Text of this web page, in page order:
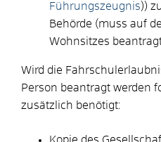
Führungszeugnis))
Behörde (muss auf
Wohnsitzes
Wird die
Person beantragt werden
zusätzlich benötigt:
Kopie des